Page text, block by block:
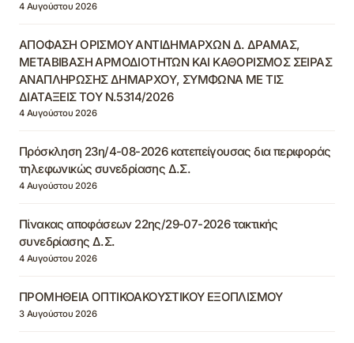
4 Αυγούστου 2026
ΑΠΟΦΑΣΗ ΟΡΙΣΜΟΥ ΑΝΤΙΔΗΜΑΡΧΩΝ Δ. ΔΡΑΜΑΣ,
ΜΕΤΑΒΙΒΑΣΗ ΑΡΜΟΔΙΟΤΗΤΩΝ ΚΑΙ ΚΑΘΟΡΙΣΜΟΣ ΣΕΙΡΑΣ
ΑΝΑΠΛΗΡΩΣΗΣ ΔΗΜΑΡΧΟΥ, ΣΥΜΦΩΝΑ ΜΕ ΤΙΣ
ΔΙΑΤΑΞΕΙΣ ΤΟΥ Ν.5314/2026
4 Αυγούστου 2026
Πρόσκληση 23η/4-08-2026 κατεπείγουσας δια περιφοράς
τηλεφωνικώς συνεδρίασης Δ.Σ.
4 Αυγούστου 2026
Πίνακας αποφάσεων 22ης/29-07-2026 τακτικής
συνεδρίασης Δ.Σ.
4 Αυγούστου 2026
ΠΡΟΜΗΘΕΙΑ ΟΠΤΙΚΟΑΚΟΥΣΤΙΚΟΥ ΕΞΟΠΛΙΣΜΟΥ
3 Αυγούστου 2026